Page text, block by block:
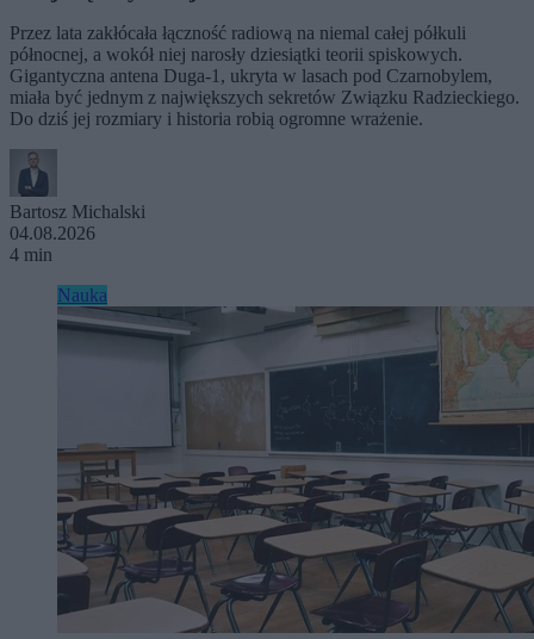
Przez lata zakłócała łączność radiową na niemal całej półkuli
północnej, a wokół niej narosły dziesiątki teorii spiskowych.
Gigantyczna antena Duga-1, ukryta w lasach pod Czarnobylem,
miała być jednym z największych sekretów Związku Radzieckiego.
Do dziś jej rozmiary i historia robią ogromne wrażenie.
Bartosz Michalski
04.08.2026
4 min
Nauka